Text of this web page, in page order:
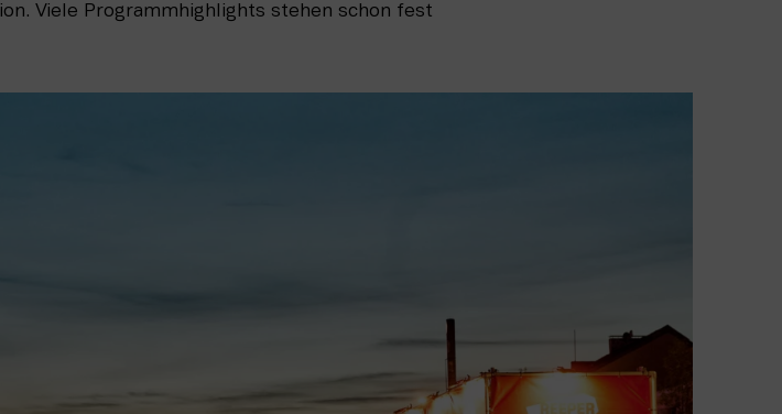
Viele Programmhighlights stehen schon fest